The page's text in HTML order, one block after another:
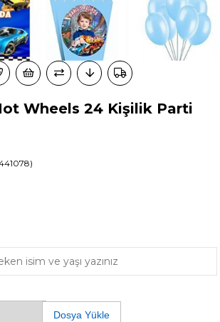
Wheels 24 Kişilik Parti
Dosya Yükle